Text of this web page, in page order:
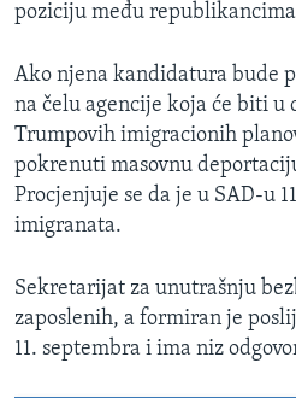
poziciju među
Ako njena kandidatura bude
na čelu agencije koja će biti u
Trumpovih imigracionih
pokrenuti masovnu
Procjenjuje se da je u SAD-u
imigranata.
Sekretarijat za unutrašnju
zaposlenih, a formiran je
11. septembra i ima niz